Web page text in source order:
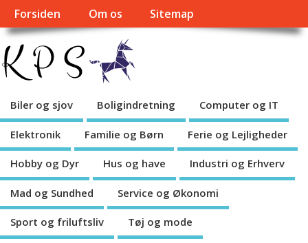
Forsiden Om os Sitemap
Biler og sjov Boligindretning Computer og IT
Elektronik Familie og Børn Ferie og Lejligheder
Hobby og Dyr Hus og have Industri og Erhverv
Mad og Sundhed Service og Økonomi
Sport og friluftsliv Tøj og mode